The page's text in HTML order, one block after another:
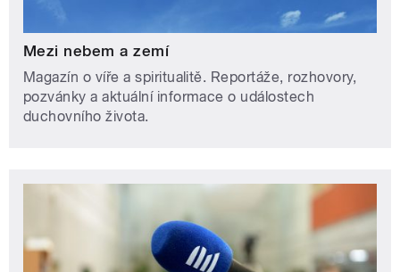
Mezi nebem a zemí
Magazín o víře a spiritualitě. Reportáže, rozhovory,
pozvánky a aktuální informace o událostech
duchovního života.